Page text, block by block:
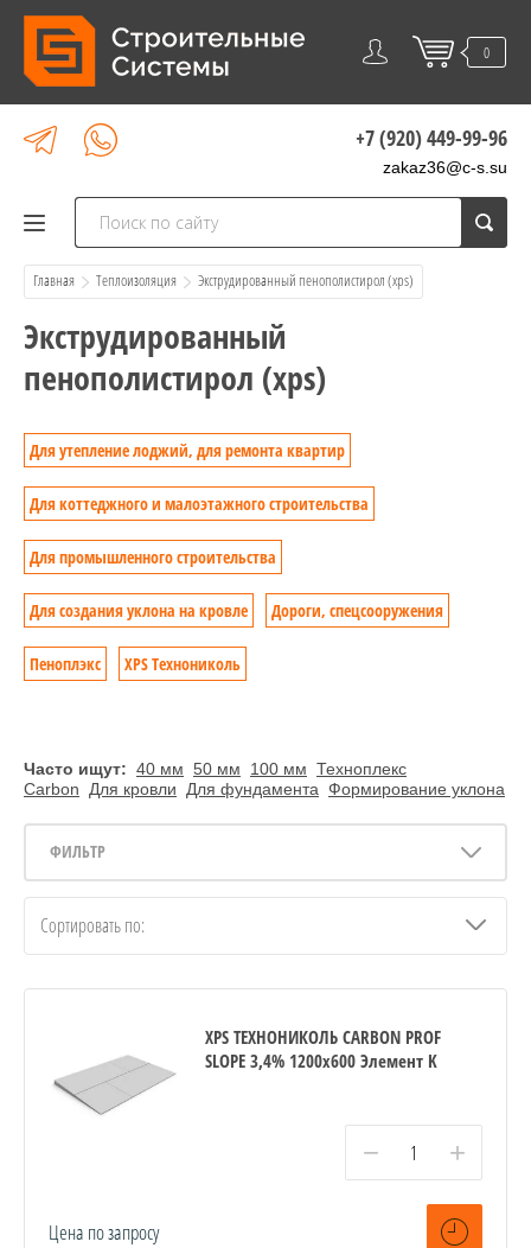
0
+7 (920) 449-99-96
zakaz36@c-s.su
Главная Теплоизоляция
  Экструдированный пенополистирол (xps)
Экструдированный
пенополистирол (xps)
Для утепление лоджий, для ремонта квартир
Для коттеджного и малоэтажного строительства
Для промышленного строительства
Для создания уклона на кровле Дороги, спецсооружения
Пеноплэкс XPS Технониколь
Часто ищут: 40 мм 50 мм 100 мм Техноплекс
Carbon
Для кровли Для фундамента Формирование уклона
ФИЛЬТР
Сортировать по:
XPS ТЕХНОНИКОЛЬ CARBON PROF
SLOPE 3,4% 1200х600 Элемент K
− +
Цена по запросу